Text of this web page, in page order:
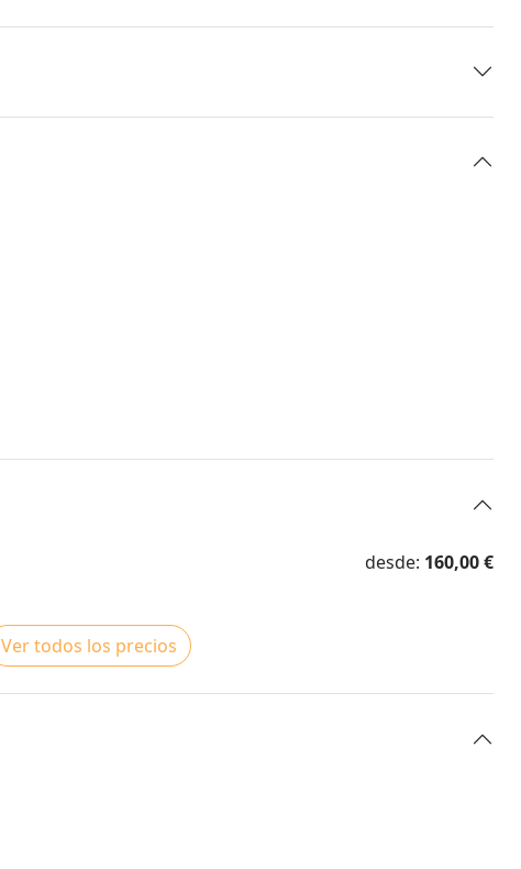
desde: 160,00 €
Ver todos los precios